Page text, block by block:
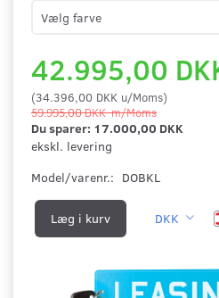
42.995,00
(34.396,00 DKK u/Moms)
59.995,00 DKKm/Moms
Du sparer: 17.000,00 DKK
ekskl. levering
Model/varenr.: DOBKL
Læg i kurv DKK